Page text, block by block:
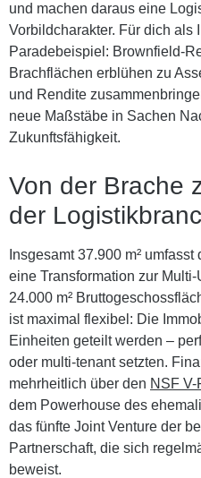
und machen daraus eine
Vorbildcharakter. Für dich als
Paradebeispiel: Brownfield-
Brachflächen erblühen zu
und Rendite
neue Maßstäbe in Sachen
Zukunftsfähigkeit.
Von der Brache
der
Insgesamt 37.900 m²
eine Transformation zur
24.000 m²
ist maximal flexibel: Die
Einheiten geteilt werden –
oder multi-tenant setzten.
mehrheitlich über den NSF V-
dem Powerhouse des
das fünfte Joint Venture der
Partnerschaft, die sich
beweist.